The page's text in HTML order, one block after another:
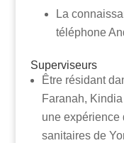
La
téléphone
Superviseurs
Être résidant
Faranah,
une expérience
sanitaires de